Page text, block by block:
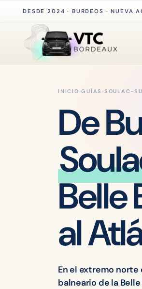
DESDE 2024 · BURDEOS · NUEVA
INICIO ›GUÍAS ›SOULAC-
De
Belle
al
En el extremo
balneario de la